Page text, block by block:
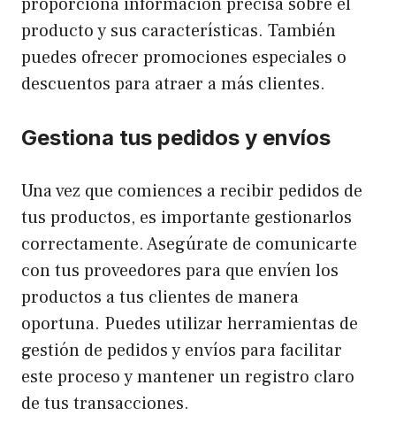
producto y sus características. También
puedes ofrecer promociones especiales o
descuentos para atraer a más clientes.
Gestiona tus pedidos y envíos
Una vez que comiences a recibir pedidos de
tus productos, es importante gestionarlos
correctamente. Asegúrate de comunicarte
con tus proveedores para que envíen los
productos a tus clientes de manera
oportuna. Puedes utilizar herramientas de
gestión de pedidos y envíos para facilitar
este proceso y mantener un registro claro
de tus transacciones.